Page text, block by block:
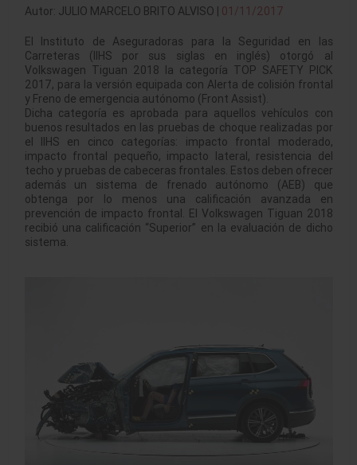
Autor: JULIO MARCELO BRITO ALVISO | 01/11/2017
El Instituto de Aseguradoras para la Seguridad en las
Carreteras (IIHS por sus siglas en inglés) otorgó al
Volkswagen Tiguan 2018 la categoría TOP SAFETY PICK
2017, para la versión equipada con Alerta de colisión frontal
y Freno de emergencia autónomo (Front Assist).
Dicha categoría es aprobada para aquellos vehículos con
buenos resultados en las pruebas de choque realizadas por
el IIHS en cinco categorías: impacto frontal moderado,
impacto frontal pequeño, impacto lateral, resistencia del
techo y pruebas de cabeceras frontales. Estos deben ofrecer
además un sistema de frenado autónomo (AEB) que
obtenga por lo menos una calificación avanzada en
prevención de impacto frontal. El Volkswagen Tiguan 2018
recibió una calificación “Superior” en la evaluación de dicho
sistema.